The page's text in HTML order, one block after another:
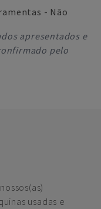
- Não
apresentados e
pelo
usadas e